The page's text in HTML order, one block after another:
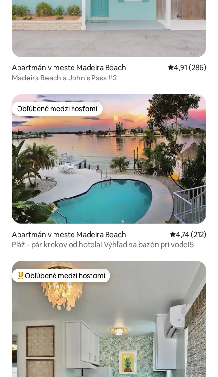
Apartmán v meste Madeira Beach Priemerné
4,91 (286)
Madeira Beach a John's Pass #2
Obľúbené medzi hosťami
Obľúbené medzi hosťami
Apartmán v meste Madeira Beach Priemerné
4,74 (212)
Pláž - pár krokov od hotela! Výhľad na bazén pri vode!5
Najobľúbenejšie medzi hosťami
Obľúbené medzi hosťami